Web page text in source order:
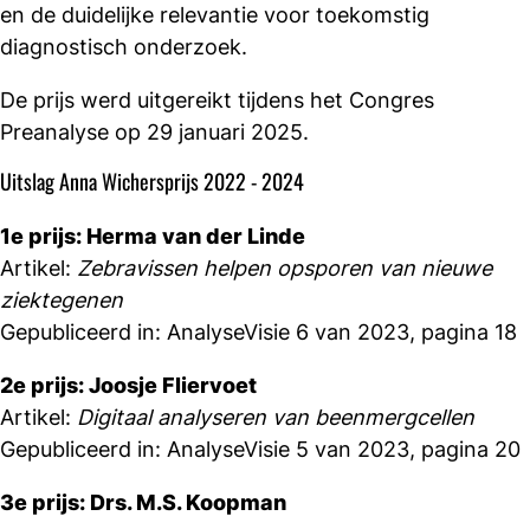
en de duidelijke relevantie voor toekomstig
diagnostisch onderzoek.
De prijs werd uitgereikt tijdens het Congres
Preanalyse op 29 januari 2025.
Uitslag Anna Wichersprijs 2022 - 2024
1e prijs: Herma van der Linde
Artikel: Zebravissen helpen opsporen van nieuwe
ziektegenen
Gepubliceerd in: AnalyseVisie 6 van 2023, pagina 18
2e prijs: Joosje Fliervoet
Artikel: Digitaal analyseren van beenmergcellen
Gepubliceerd in: AnalyseVisie 5 van 2023, pagina 20
3e prijs: Drs. M.S. Koopman